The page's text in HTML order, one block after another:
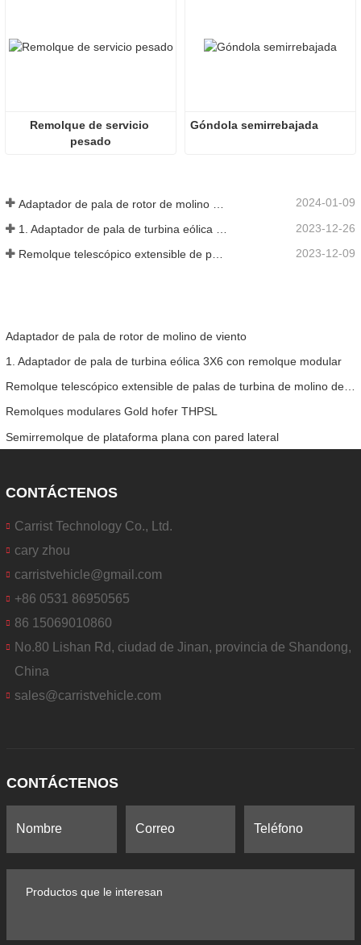
Remolque de servicio
pesado
Góndola semirrebajada
2024-01-09
2023-12-26
Remolque telescópico extensible de palas de turbina de molino de viento 2023-12-09
Adaptador de pala de rotor de molino de viento
1. Adaptador de pala de turbina eólica 3X6 con remolque modular
Remolques modulares Gold hofer THPSL
Semirremolque de plataforma plana con pared lateral
CONTÁCTENOS
Carrist Technology Co., Ltd.
cary zhou
carristvehicle@gmail.com
+86 0531 86950565
86 15069010860
No.80 Lishan Rd, ciudad de Jinan, provincia de Shandong,
China
sales@carristvehicle.com
CONTÁCTENOS